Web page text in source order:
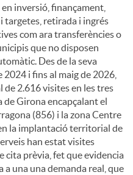
inversió, finançament,
targetes, retirada i ingrés
com ara transferències o
que no disposen
Des de la seva
i fins al maig de 2026,
2.616 visites en les tres
Girona encapçalant el
(856) i la zona Centre
la implantació territorial de
han estat visites
cita prèvia, fet que evidencia
una una demanda real, que